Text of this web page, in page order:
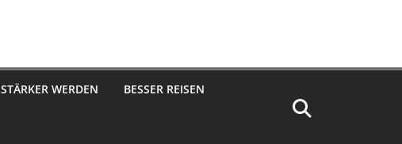
STÄRKER WERDEN BESSER REISEN